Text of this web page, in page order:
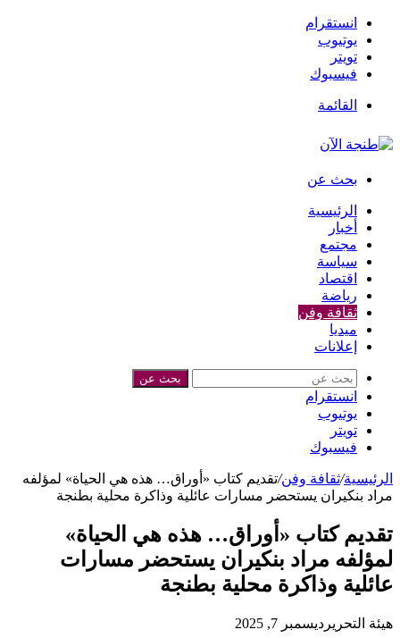
انستقرام
يوتيوب
تويتر
فيسبوك
القائمة
بحث عن
الرئيسية
أخبار
مجتمع
سياسة
اقتصاد
رياضة
ثقافة وفن
ميديا
إعلانات
بحث عن
انستقرام
يوتيوب
تويتر
فيسبوك
الرئيسية/ثقافة وفن/تقديم كتاب «أوراق… هذه هي الحياة» لمؤلفه
مراد بنكيران يستحضر مسارات عائلية وذاكرة محلية بطنجة
تقديم كتاب «أوراق… هذه هي الحياة»
لمؤلفه مراد بنكيران يستحضر مسارات
عائلية وذاكرة محلية بطنجة
هيئة التحرير ديسمبر 7, 2025